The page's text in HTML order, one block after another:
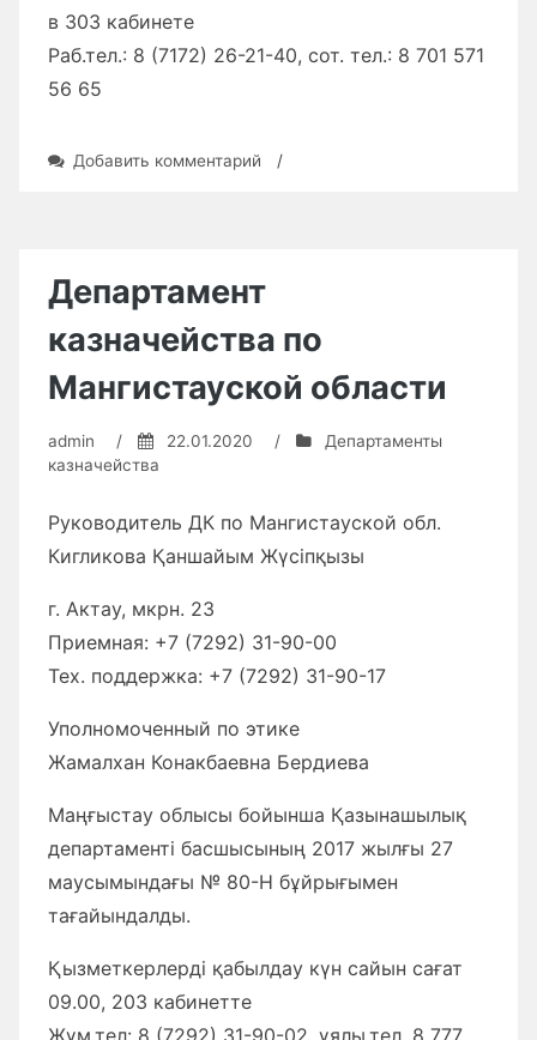
в 303 кабинете
Раб.тел.: 8 (7172) 26-21-40, сот. тел.: 8 701 571
56 65
Добавить комментарийк
области
/
Департамент
казначейства по
Мангистауской области
admin / 22.01.2020 /
Департаменты
казначейства
Руководитель ДК по Мангистауской обл.
Кигликова Қаншайым Жүсіпқызы
г. Актау, мкрн. 23
Приемная: +7 (7292) 31-90-00
Тех. поддержка: +7 (7292) 31-90-17
Уполномоченный по этике
Жамалхан Конакбаевна Бердиева
Маңғыстау облысы бойынша Қазынашылық
департаменті басшысының 2017 жылғы 27
маусымындағы № 80-Н бұйрығымен
тағайындалды.
Қызметкерлерді қабылдау күн сайын сағат
09.00, 203 кабинетте
Жұм.тел: 8 (7292) 31-90-02, ұялы.тел. 8 777